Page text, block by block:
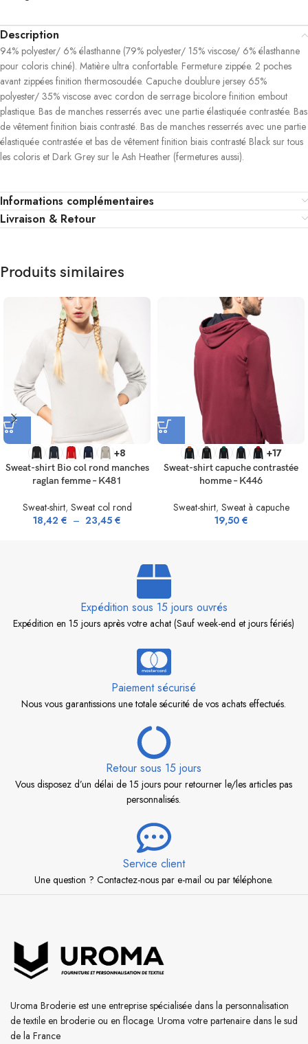
Description
94% polyester/ 6% élasthanne (79% polyester/ 15% viscose/ 6% élasthanne
pour coloris chiné). Matière ultra confortable. Fermeture zippée. 2 poches
avant zippées finition thermosoudée. Capuche doublure jersey 65%
polyester/ 35% viscose avec cordon de serrage bicolore finition embout
plastique. Bas de manches resserrés avec une partie élastiquée contrastée. Bas
de vêtement finition biais contrasté. Bas de manches resserrés avec une partie
élastiquée contrastée et bas de vêtement finition biais contrasté Black sur tous
les coloris et Dark Grey sur le Ash Heather (fermetures aussi).
Informations complémentaires
Livraison & Retour
Produits similaires
+8
Sweat-shirt Bio col rond manches
raglan femme – K481
Sweat-shirt, Sweat col rond
18,42 € – 23,45 €
+17
Sweat-shirt capuche contrastée
homme – K446
Sweat-shirt, Sweat à capuche
19,50 €
Expédition sous 15 jours ouvrés
Expédition en 15 jours après votre achat (Sauf week-end et jours fériés)
Paiement sécurisé
Nous vous garantissions une totale sécurité de vos achats effectués.
Retour sous 15 jours
Vous disposez d’un délai de 15 jours pour retourner le/les articles pas
personnalisés.
Service client
Une question ? Contactez-nous par e-mail ou par téléphone.
Uroma Broderie est une entreprise spécialisée dans la personnalisation
de textile en broderie ou en flocage. Uroma votre partenaire dans le sud
de la France